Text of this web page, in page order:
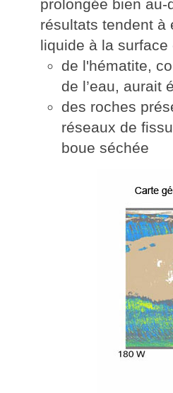
prolongée bien
résultats tendent à
liquide à la surface
de l'hématite,
de l’eau, aurait
des roches
réseaux de
boue séchée